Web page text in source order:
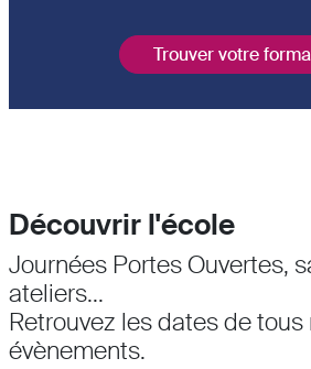
Trouver votre
Découvrir l'école
Journées Portes Ouvertes,
ateliers...
Retrouvez les dates de
évènements.